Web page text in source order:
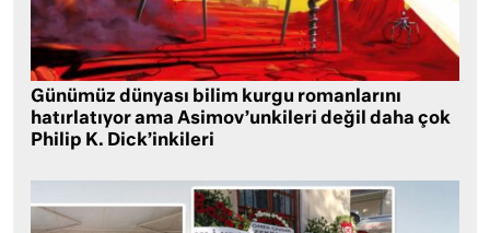
Günümüz dünyası bilim kurgu romanlarını
hatırlatıyor ama Asimov’unkileri değil daha çok
Philip K. Dick’inkileri